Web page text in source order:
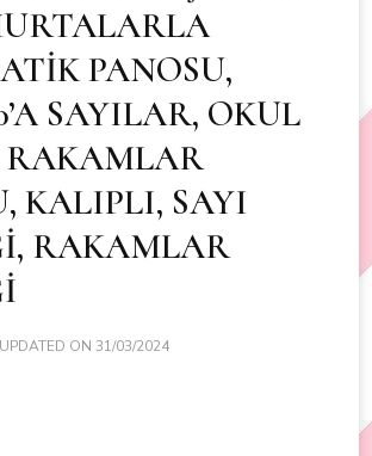
PANOSU,
SAYILAR, OKUL
RAKAMLAR
KALIPLI, SAYI
RAKAMLAR
UPDATED ON 31/03/2024